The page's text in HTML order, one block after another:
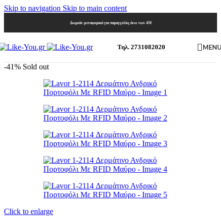
Skip to navigation Skip to main content
Δωρεάν μεταφορικά για παραγγελίες άνω των 45€
Τηλ. 2731082020
-41% Sold out
Click to enlarge